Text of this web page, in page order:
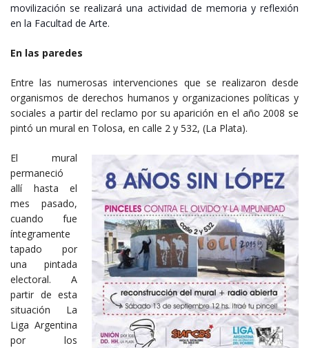
movilización se realizará una actividad de memoria y reflexión
en la Facultad de Arte.
En las paredes
Entre las numerosas intervenciones que se realizaron desde
organismos de derechos humanos y organizaciones políticas y
sociales a partir del reclamo por su aparición en el año 2008 se
pintó un mural en Tolosa, en calle 2 y 532, (La Plata).
El mural
permaneció
allí hasta el
mes pasado,
cuando fue
íntegramente
tapado por
una pintada
electoral. A
partir de esta
situación La
Liga Argentina
por los